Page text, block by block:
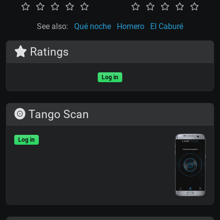
See also: Qué noche Homero El Caburé
Ratings
Log in
Tango Scan
Log in